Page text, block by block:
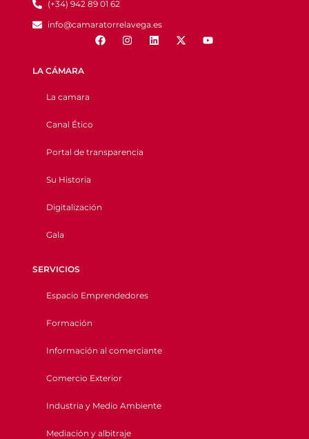
(+34) 942 89 01 62
info@camaratorrelavega.es
LA CÁMARA
La camara
Canal Ético
Portal de transparencia
Su Historia
Digitalización
Gala
SERVICIOS
Espacio Emprendedores
Formación
Información al comerciante
Comercio Exterior
Industria y Medio Ambiente
Mediación y albitraje